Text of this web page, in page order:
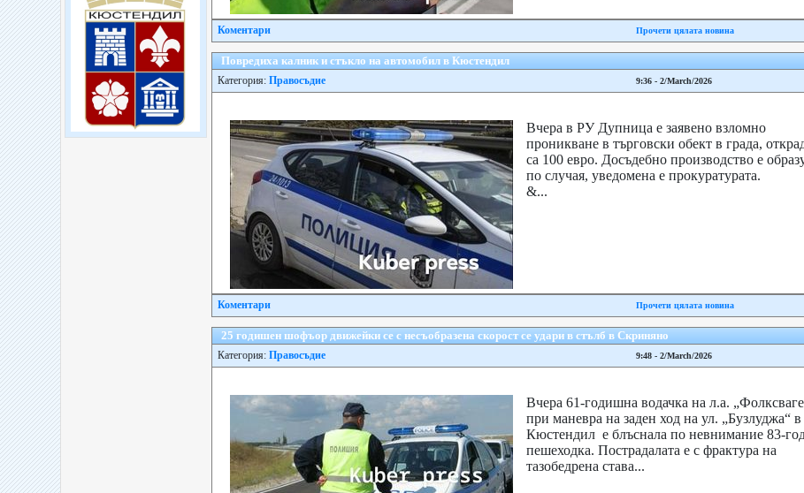
Коментари Прочети цялата новина
Повредиха калник и стъкло на автомобил в Кюстендил
Категория: Правосъдие 9:36 - 2/March/2026
Вчера в РУ Дупница е заявено взломно
проникване в търговски обект в града,
са 100 евро. Досъдебно производство е
по случая, уведомена е
&...
Коментари Прочети цялата новина
25 годишен шофъор движейки се с несъобразена скорост се удари в стълб в Скриняно
Категория: Правосъдие 9:48 - 2/March/2026
Вчера 61-годишна водачка на л.а.
при маневра на заден ход на ул. „Бузлуджа“ в
Кюстендил е блъснала по невнимание 83-
пешеходка. Пострадалата е с фрактура на
тазобедрена става...